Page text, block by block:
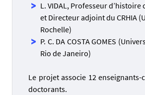
L. VIDAL, Professeur
et Directeur adjoint du CRHIA
Rochelle)
P. C. DA COSTA GOMES
Rio de Janeiro)
Le projet associe 12 enseignants-
doctorants.